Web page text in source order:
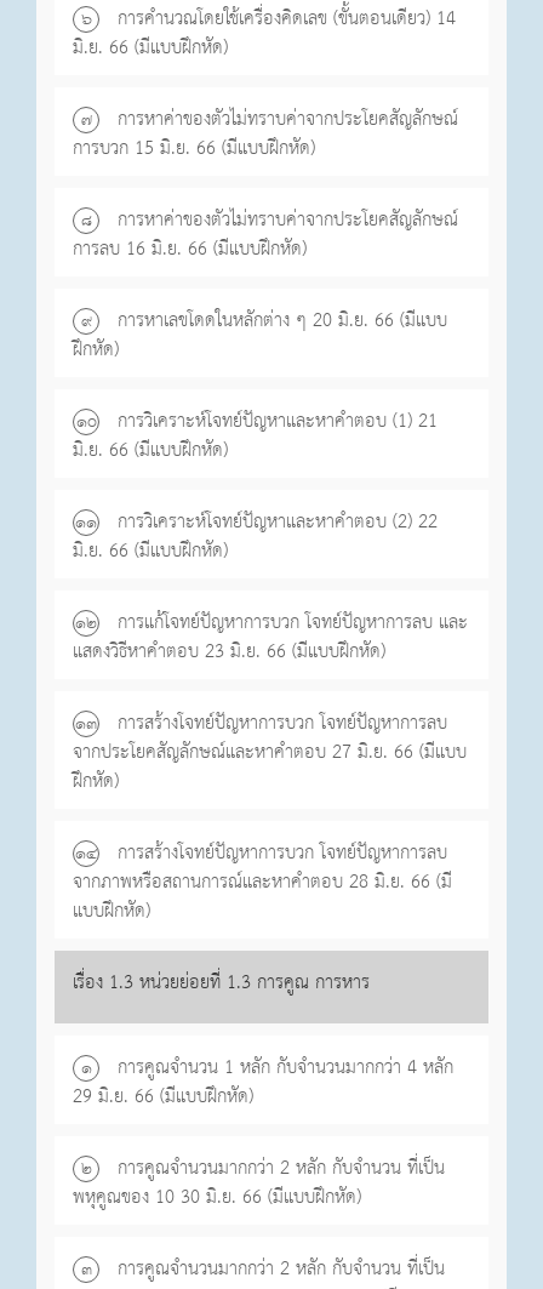
๖
การคำนวณโดยใช้เครื่องคิดเลข (ขั้นตอนเดียว) 14
มิ.ย. 66 (มีแบบฝึกหัด)
๗
การหาค่าของตัวไม่ทราบค่าจากประโยคสัญลักษณ์
การบวก 15 มิ.ย. 66 (มีแบบฝึกหัด)
๘
การหาค่าของตัวไม่ทราบค่าจากประโยคสัญลักษณ์
การลบ 16 มิ.ย. 66 (มีแบบฝึกหัด)
๙
การหาเลขโดดในหลักต่าง ๆ 20 มิ.ย. 66 (มีแบบ
ฝึกหัด)
๑o
การวิเคราะห์โจทย์ปัญหาและหาคำตอบ (1) 21
มิ.ย. 66 (มีแบบฝึกหัด)
๑๑
การวิเคราะห์โจทย์ปัญหาและหาคำตอบ (2) 22
มิ.ย. 66 (มีแบบฝึกหัด)
๑๒
การแก้โจทย์ปัญหาการบวก โจทย์ปัญหาการลบ และ
แสดงวิธีหาคำตอบ 23 มิ.ย. 66 (มีแบบฝึกหัด)
๑๓
การสร้างโจทย์ปัญหาการบวก โจทย์ปัญหาการลบ
จากประโยคสัญลักษณ์และหาคำตอบ 27 มิ.ย. 66 (มีแบบ
ฝึกหัด)
๑๔
การสร้างโจทย์ปัญหาการบวก โจทย์ปัญหาการลบ
จากภาพหรือสถานการณ์และหาคำตอบ 28 มิ.ย. 66 (มี
แบบฝึกหัด)
เรื่อง 1.3 หน่วยย่อยที่ 1.3 การคูณ การหาร
๑
การคูณจำนวน 1 หลัก กับจำนวนมากกว่า 4 หลัก
29 มิ.ย. 66 (มีแบบฝึกหัด)
๒
การคูณจำนวนมากกว่า 2 หลัก กับจำนวน ที่เป็น
พหุคูณของ 10 30 มิ.ย. 66 (มีแบบฝึกหัด)
๓
การคูณจำนวนมากกว่า 2 หลัก กับจำนวน ที่เป็น